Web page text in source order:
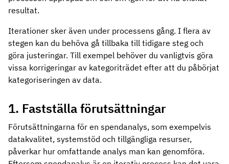
resultat.
Iterationer sker även under processens gång. I flera av
stegen kan du behöva gå tillbaka till tidigare steg och
göra justeringar. Till exempel behöver du vanligtvis göra
vissa korrigeringar av kategoriträdet efter att du påbörjat
kategoriseringen av data.
1. Fastställa förutsättningar
Förutsättningarna för en spendanalys, som exempelvis
datakvalitet, systemstöd och tillgängliga resurser,
påverkar hur omfattande analys man kan genomföra.